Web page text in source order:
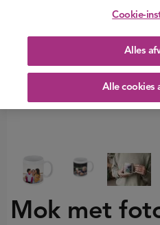
Mok met
Cookie-
Alles
Alle cookies